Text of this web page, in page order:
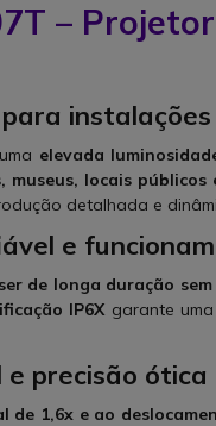
–
elevada
museus, locais públicos
detalhada e
e
de longa duração
IP6X garante
precisão ótica
de 1,6x e ao